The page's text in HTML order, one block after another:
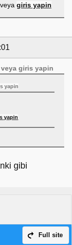
veya giris yapin
veyagiris yapin
yapin
yapin
gibi
Full site